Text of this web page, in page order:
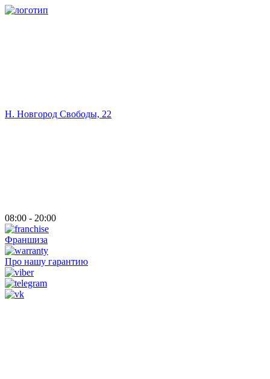
Н. Новгород Свободы, 22
08:00 - 20:00
Франшиза
Про нашу гарантию